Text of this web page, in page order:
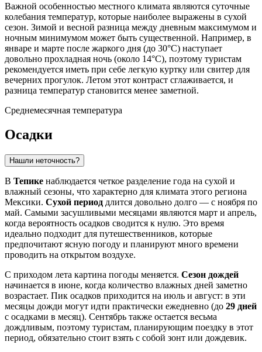
Важной особенностью местного климата являются суточные
колебания температур, которые наиболее выражены в сухой
сезон. Зимой и весной разница между дневным максимумом и
ночным минимумом может быть существенной. Например, в
январе и марте после жаркого дня (до 30°C) наступает
довольно прохладная ночь (около 14°C), поэтому туристам
рекомендуется иметь при себе легкую куртку или свитер для
вечерних прогулок. Летом этот контраст сглаживается, и
разница температур становится менее заметной.
Среднемесячная температура
Осадки
Нашли неточность?
В Тепике наблюдается четкое разделение года на сухой и
влажный сезоны, что характерно для климата этого региона
Мексики. Сухой период длится довольно долго — с ноября по
май. Самыми засушливыми месяцами являются март и апрель,
когда вероятность осадков сводится к нулю. Это время
идеально подходит для путешественников, которые
предпочитают ясную погоду и планируют много времени
проводить на открытом воздухе.
С приходом лета картина погоды меняется. Сезон дождей
начинается в июне, когда количество влажных дней заметно
возрастает. Пик осадков приходится на июль и август: в эти
месяцы дожди могут идти практически ежедневно (до 29 дней
с осадками в месяц). Сентябрь также остается весьма
дождливым, поэтому туристам, планирующим поездку в этот
период, обязательно стоит взять с собой зонт или дождевик.